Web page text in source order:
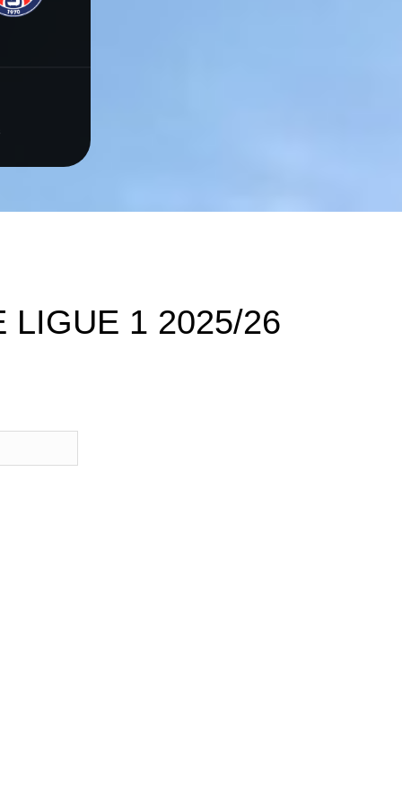
LIGUE 1 2025/26